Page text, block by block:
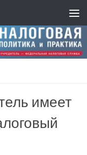
имеет